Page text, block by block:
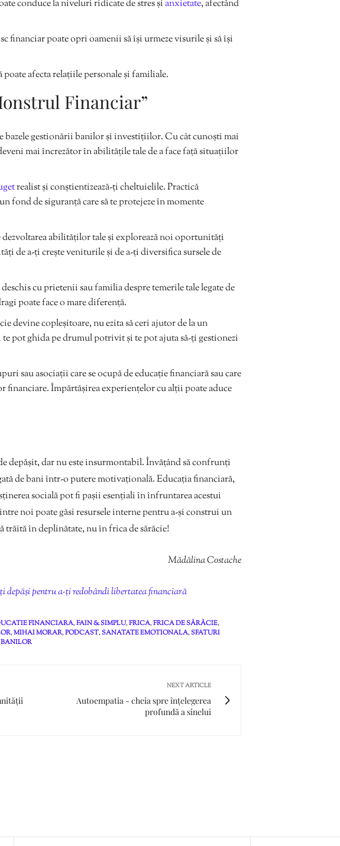
conduce la niveluri ridicate de stres șianxietate, afectând
financiar poate opri oamenii să își urmeze visurile și să își
afecta relațiile personale și familiale.
Financiar”
bazele gestionării banilor și investițiilor. Cu cât cunoști mai
mai încrezător în abilitățile tale de a face față situațiilor
realist și conștientizează-ți cheltuielile. Practică
fond de siguranță care să te protejeze în momente
dezvoltarea abilităților tale și explorează noi oportunități
de a-ți crește veniturile și de a-ți diversifica sursele de
cu prietenii sau familia despre temerile tale legate de
poate face o mare diferență.
devine copleșitoare, nu ezita să ceri ajutor de la un
pot ghida pe drumul potrivit și te pot ajuta să-ți gestionezi
sau asociații care se ocupă de educație financiară sau care
Împărtășirea experiențelor cu alții poate aduce
depășit, dar nu este insurmontabil. Învățând să confrunți
de bani într-o putere motivațională. Educația financiară,
socială pot fi pașii esențiali în înfruntarea acestui
noi poate găsi resursele interne pentru a-și construi un
în deplinătate, nu în frica de sărăcie!
Mădălina Costache
depăși pentru a-ți redobândi libertatea financiară
FINANCIARA,FAIN & SIMPLU,FRICA,FRICA DE SĂRĂCIE,
,MIHAI MORAR,PODCAST,SANATATE EMOTIONALA,SFATURI
NEXT ARTICLE
Autoempatia - cheia spre înțelegerea
profundă a sinelui